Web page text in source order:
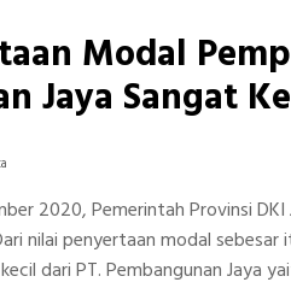
Modal
Jaya Sangat
2020, Pemerintah Provinsi
nilai penyertaan modal
dari PT. Pembangunan Jaya